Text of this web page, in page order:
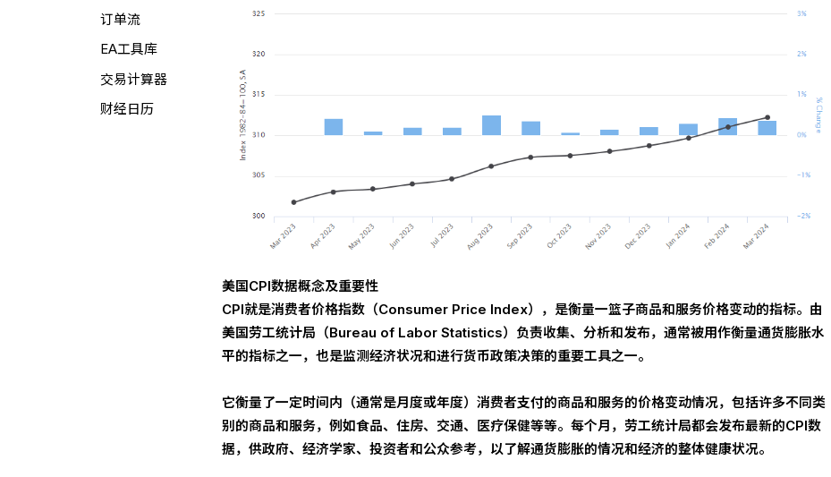
订单流
EA工具库
交易计算器
财经日历
美国CPI数据概念及重要性
CPI就是消费者价格指数（Consumer Price Index），是衡量一篮子商品和服务价格变动的指标。由
美国劳工统计局（Bureau of Labor Statistics）负责收集、分析和发布，通常被用作衡量通货膨胀水
平的指标之一，也是监测经济状况和进行货币政策决策的重要工具之一。
它衡量了一定时间内（通常是月度或年度）消费者支付的商品和服务的价格变动情况，包括许多不同类
别的商品和服务，例如食品、住房、交通、医疗保健等等。每个月，劳工统计局都会发布最新的CPI数
据，供政府、经济学家、投资者和公众参考，以了解通货膨胀的情况和经济的整体健康状况。